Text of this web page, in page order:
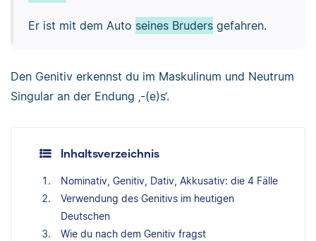
Er ist mit dem Auto seines Brudersgefahren.
Den Genitiv erkennst du im Maskulinum und Neutrum
Singular an der Endung ‚-(e)s‘.
Inhaltsverzeichnis
Nominativ, Genitiv, Dativ, Akkusativ: die 4 Fälle
Verwendung des Genitivs im heutigen
Deutschen
Wie du nach dem Genitiv fragst